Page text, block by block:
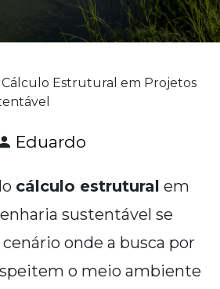
Eduardo
cálculo estrutural em
sustentável se
onde a busca por
o meio ambiente